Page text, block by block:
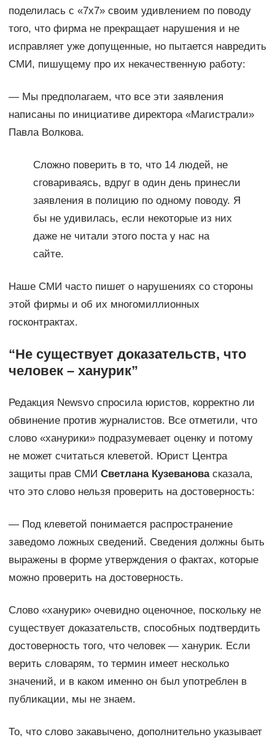
поделилась с «7х7» своим удивлением по поводу
того, что фирма не прекращает нарушения и не
исправляет уже допущенные, но пытается навредить
СМИ, пишущему про их некачественную работу:
— Мы предполагаем, что все эти заявления
написаны по инициативе директора «Магистрали»
Павла Волкова.
Сложно поверить в то, что 14 людей, не
сговариваясь, вдруг в один день принесли
заявления в полицию по одному поводу. Я
бы не удивилась, если некоторые из них
даже не читали этого поста у нас на
сайте.
Наше СМИ часто пишет о нарушениях со стороны
этой фирмы и об их многомиллионных
госконтрактах.
“Не существует доказательств, что
человек – ханурик”
Редакция Newsvo спросила юристов, корректно ли
обвинение против журналистов. Все отметили, что
слово «ханурики» подразумевает оценку и потому
не может считаться клеветой. Юрист Центра
защиты прав СМИ Светлана Кузевановасказала,
что это слово нельзя проверить на достоверность:
— Под клеветой понимается распространение
заведомо ложных сведений. Сведения должны быть
выражены в форме утверждения о фактах, которые
можно проверить на достоверность.
Слово «ханурик» очевидно оценочное, поскольку не
существует доказательств, способных подтвердить
достоверность того, что человек — ханурик. Если
верить словарям, то термин имеет несколько
значений, и в каком именно он был употреблен в
публикации, мы не знаем.
То, что слово закавычено, дополнительно указывает